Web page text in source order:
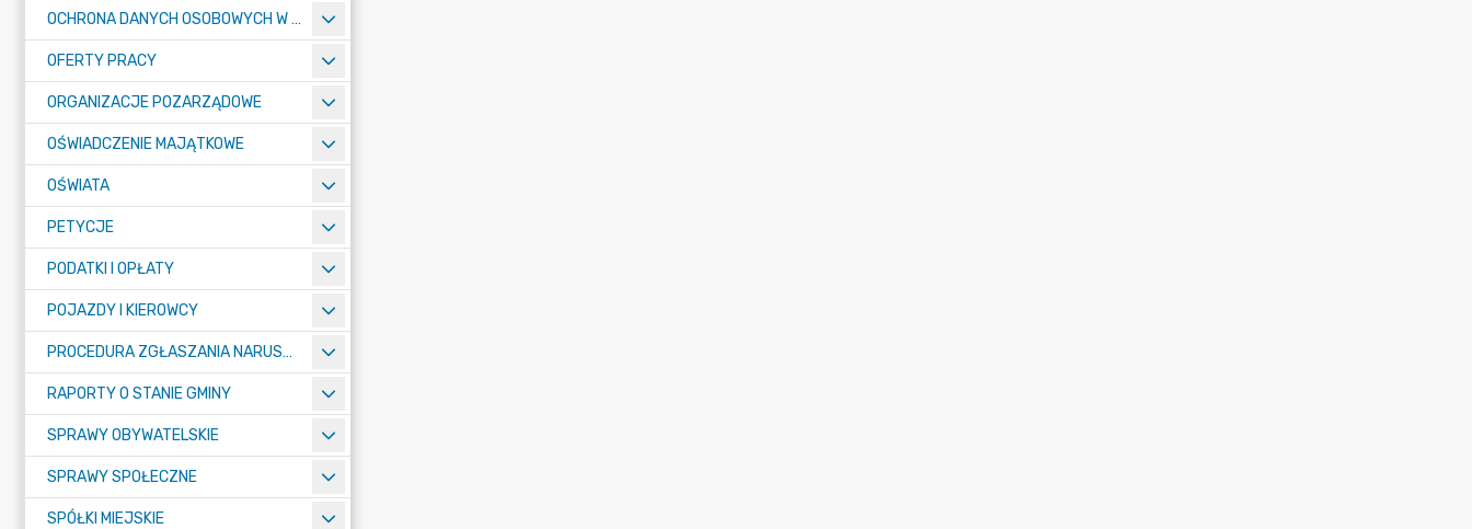
OCHRONA DANYCH OSOBOWYCH W URZĘDZIE MIASTA ŻORY - RODO
OFERTY PRACY
ORGANIZACJE POZARZĄDOWE
OŚWIADCZENIE MAJĄTKOWE
OŚWIATA
PETYCJE
PODATKI I OPŁATY
POJAZDY I KIEROWCY
PROCEDURA ZGŁASZANIA NARUSZEŃ PRAWA
RAPORTY O STANIE GMINY
SPRAWY OBYWATELSKIE
SPRAWY SPOŁECZNE
SPÓŁKI MIEJSKIE